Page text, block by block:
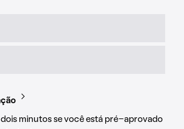
dois minutos se você está pré-aprovado